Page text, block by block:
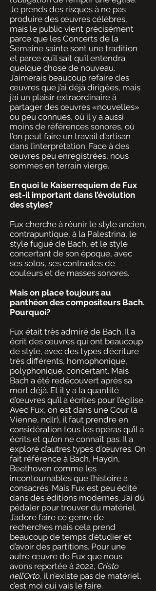
Je prends des risques à ne pas
produire des œuvres célèbres,
mais le public vient précisément
parce que les Concerts de la
Semaine sainte sont une tradition
et parce qu’il sait qu’il entendra
quelque chose de nouveau.
J’aimerais beaucoup refaire des
œuvres que j’ai déjà dirigées, mais
j’ai un plaisir extraordinaire à
partager des œuvres «nouvelles»
ou peu connues, où il y a aussi
moins de références sonores, où
l’on peut faire un travail d’artisan
dans l’interprétation. Face à des
œuvres peu enregistrées, nous
sommes en terrain vierge.
En quoi le Kaiserrequiem de Fux
est-il important dans l’évolution
des styles?
Fux cherche à réunir le style ancien,
contrapuntique, à la Palestrina, le
style fugué de Bach, et le style
concertant de son époque, avec
ses solos, ses contrastes de
couleurs et de masses sonores.
Mais on place toujours au
panthéon des compositeurs Bach.
Pourquoi?
Fux était très admiré de Bach. Il a
écrit des œuvres qui ont beaucoup
de style, avec des types d’écriture
très différents, homophonique,
polyphonique, concertant. Mais
Bach a été redécouvert après sa
mort déjà. Et il y a la quantité
d’œuvres qu’il a écrites pour l’église.
Avec Fux, on est dans une Cour (à
Vienne, ndlr), il faut prendre en
considération tous les opéras qu’il a
écrits et qu’on ne connaît pas. Il a
exploré d’autres types d’œuvres. On
fait référence à Bach, Haydn,
Beethoven comme les
incontournables que l’histoire a
consacrés. Mais Fux est peu édité
dans des éditions modernes. J’ai dû
pédaler pour trouver du matériel.
J’adore faire ce genre de
recherches mais cela prend
beaucoup de temps d’étudier et
d’avoir des partitions. Pour une
autre œuvre de Fux que nous
avons reportée à 2022, Cristo
nell’Orto, il n’existe pas de matériel,
c’est moi qui vais le faire.